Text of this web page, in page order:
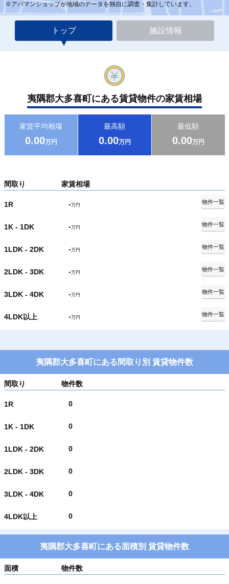
※アパマンショップが地域のデータを独自に調査・集計しています。
トップ 施設情報
夷隅郡大多喜町にある賃貸物件の家賃相場
家賃平均相場
0.00万円
最高額
0.00万円
最低額
0.00万円
間取り 家賃相場
1R -万円
物件一覧
1K - 1DK -万円
物件一覧
1LDK - 2DK -万円
物件一覧
2LDK - 3DK -万円
物件一覧
3LDK - 4DK -万円
物件一覧
4LDK以上 -万円
物件一覧
夷隅郡大多喜町にある間取り別 賃貸物件数
間取り 物件数
1R 0
1K - 1DK 0
1LDK - 2DK 0
2LDK - 3DK 0
3LDK - 4DK 0
4LDK以上 0
夷隅郡大多喜町にある面積別 賃貸物件数
面積 物件数